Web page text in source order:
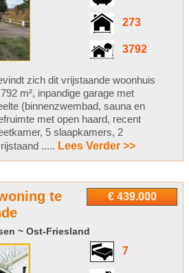
273
3792
zich dit vrijstaande woonhuis
m², inpandige garage met
(binnenzwembad, sauna en
met open haard, recent
5 slaapkamers, 2
..... Lees Verder >>
€ 439.000
te
~ Ost-Friesland
7